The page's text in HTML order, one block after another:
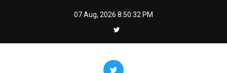
07 Aug, 2026 8:50:33 PM